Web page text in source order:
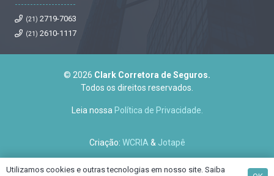
(21) 2719-7063
(21) 2610-1117
© 2026 Clark Corretora de Seguros.
Todos os direitos reservados.
Leia nossa Política de Privacidade.
Criação: WCRIA & Jotapê
Utilizamos cookies e outras tecnologias em nosso site. Saiba